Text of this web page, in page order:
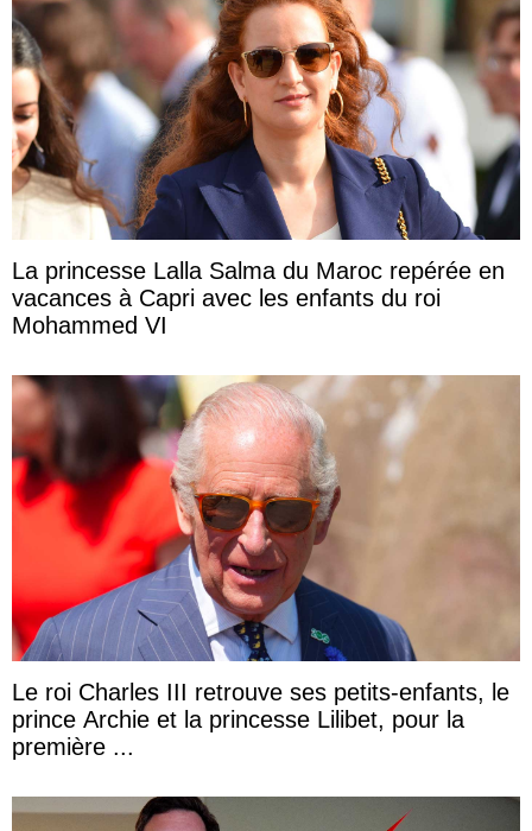
La princesse Lalla Salma du Maroc repérée en
vacances à Capri avec les enfants du roi
Mohammed VI
Le roi Charles III retrouve ses petits-enfants, le
prince Archie et la princesse Lilibet, pour la
première ...